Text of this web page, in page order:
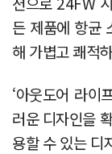
든 제품에 항균
해 가볍고 쾌적
‘아웃도어 라이
러운 디자인을
용할 수 있는 디